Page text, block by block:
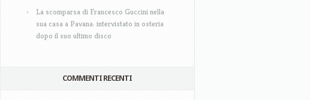
La scomparsa di Francesco Guccini nella
sua casa a Pavana: intervistato in osteria
dopo il suo ultimo disco
COMMENTI RECENTI